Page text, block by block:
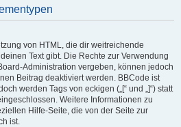
von HTML, die dir weitreichende
Text gibt. Die Rechte zur Verwendung
Administration vergeben, können jedoch
Beitrag deaktiviert werden. BBCode ist
werden Tags von eckigen („[“ und „]“) statt
Weitere Informationen zu
Hilfe-Seite, die von der Seite zur
ist.